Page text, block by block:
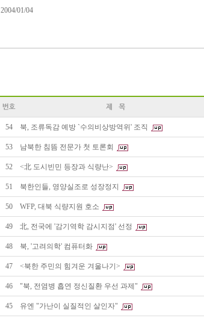
2004/01/04
54 북, 조류독감 예방 `수의비상방역위' 조직
53 남북한 침뜸 전문가 첫 토론회
52 <北 도시빈민 등장과 식량난>
51 북한인들, 영양실조로 성장정지
50 WFP, 대북 식량지원 호소
49 北, 전국에 '감기역학 감시지점' 선정
48 북, '고려의학' 컴퓨터화
47 <북한 주민의 힘겨운 겨울나기>
46 "북, 전염병 흡연 정신질환 우선 과제"
45 유엔 "가난이 실질적인 살인자"